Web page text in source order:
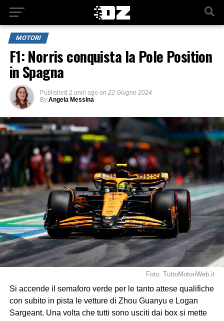
MOTORI
F1: Norris conquista la Pole Position
in Spagna
Published 2 anni ago on 22 Giugno 2024
By Angela Messina
Foto: TuttoMotoriWeb.it
Si accende il semaforo verde per le tanto attese qualifiche
con subito in pista le vetture di Zhou Guanyu e Logan
Sargeant. Una volta che tutti sono usciti dai box si mette